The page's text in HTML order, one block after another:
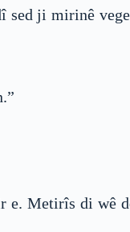
ji mirinê
Metirîs di wê